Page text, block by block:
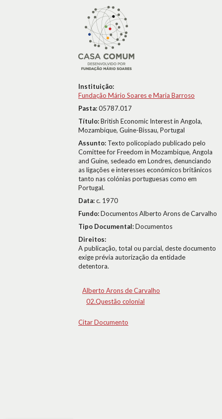
Instituição:
Fundação Mário Soares e Maria Barroso
Pasta:05787.017
Título:British Economic Interest in Angola,
Mozambique, Guine-Bissau, Portugal
Assunto: Texto policopiado publicado pelo
Comittee for Freedom in Mozambique, Angola
and Guine, sedeado em Londres, denunciando
as ligações e interesses económicos britânicos
tanto nas colónias portuguesas como em
Portugal.
Data:c. 1970
Fundo:Documentos Alberto Arons de Carvalho
Tipo Documental:Documentos
Direitos:
A publicação, total ou parcial, deste documento
exige prévia autorização da entidade
detentora.
Alberto Arons de Carvalho
02.Questão colonial
Citar Documento